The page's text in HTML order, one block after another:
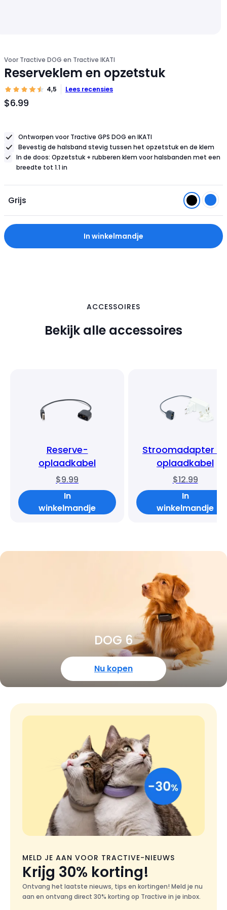
Voor Tractive DOG en Tractive IKATI
Reserveklem en opzetstuk
4,5 Lees recensies
$6.99
Productprijs
Ontworpen voor Tractive GPS DOG en IKATI
Bevestig de halsband stevig tussen het opzetstuk en de klem
In de doos: Opzetstuk + rubberen klem voor halsbanden met een
breedte tot 1.1 in
Grijs
In winkelmandje
ACCESSOIRES
Bekijk alle accessoires
Reserve-
oplaadkabel
$9.99
In
winkelmandje
Stroomadapter
oplaadkabel
$12.99
In
winkelmandje
DOG 6
Nu kopen
MELD JE AAN VOOR TRACTIVE-NIEUWS
Krijg 30% korting!
Ontvang het laatste nieuws, tips en kortingen! Meld je nu
aan en ontvang direct 30% korting op Tractive in je inbox.